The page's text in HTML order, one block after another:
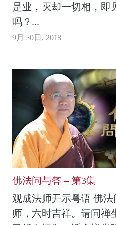
是业，灭却一切相，即
吗？...
9月 30日, 2018
佛法问与答 – 第3集
观成法师开示粤语 佛法
师，六时吉祥。请问禅